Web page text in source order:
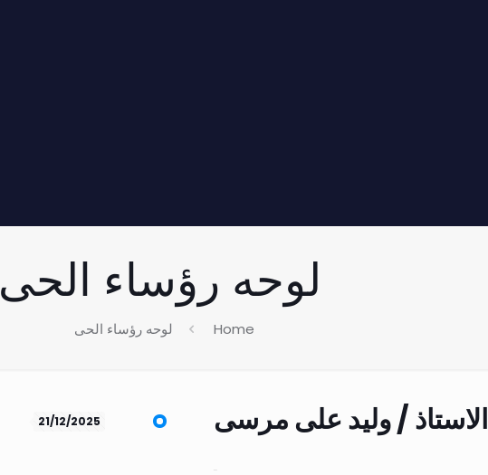
لوحه رؤساء الحى
Home لوحه رؤساء الحى
21/12/2025 الاستاذ / وليد على مرسى